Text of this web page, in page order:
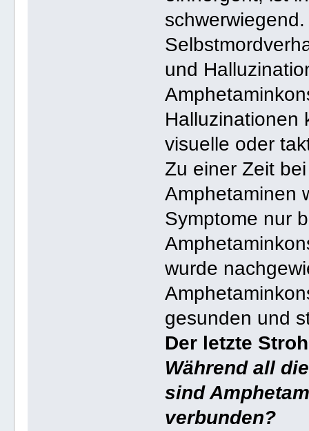
und
Halluzinationen
visuelle oder
Zu einer Zeit
Amphetaminen
Symptome nur
wurde
gesunden und
Der letzte
Während all
sind
verbunden?